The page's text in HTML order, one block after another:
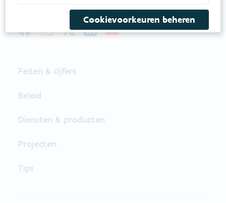
VOLG VMM OP SOCIALE MEDIA
Feiten & cijfers
Beleid
Diensten & producten
Projecten
Tips
Cookievoorkeuren beheren